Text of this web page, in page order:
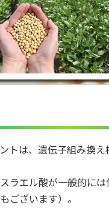
トは、遺伝子組み換え
ラエル酸が一般的に
ございます）。